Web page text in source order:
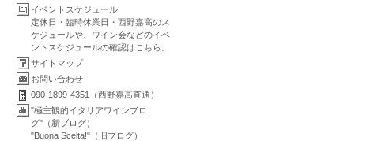
イベントスケジュール
定休日・臨時休業日・西野嘉高のス
ケジュールや、ワイン会などのイベ
ントスケジュールの確認はこちら。
サイトマップ
お問い合わせ
090-1899-4351（西野嘉高直通）
"極主観的イタリアワインブロ
グ"（新ブログ）
"Buona Scelta!"（旧ブログ）